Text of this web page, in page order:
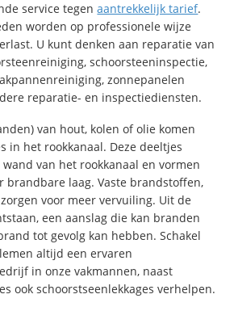
service tegenaantrekkelijk tarief.
worden op professionele wijze
U kunt denken aan reparatie van
schoorsteeninspectie,
zonnepanelen
reparatie- en inspectiediensten.
van hout, kolen of olie komen
in het rookkanaal. Deze deeltjes
van het rookkanaal en vormen
brandbare laag. Vaste brandstoffen,
voor meer vervuiling. Uit de
een aanslag die kan branden
tot gevolg kan hebben. Schakel
altijd een ervaren
in onze vakmannen, naast
ook schoorstseenlekkages verhelpen.